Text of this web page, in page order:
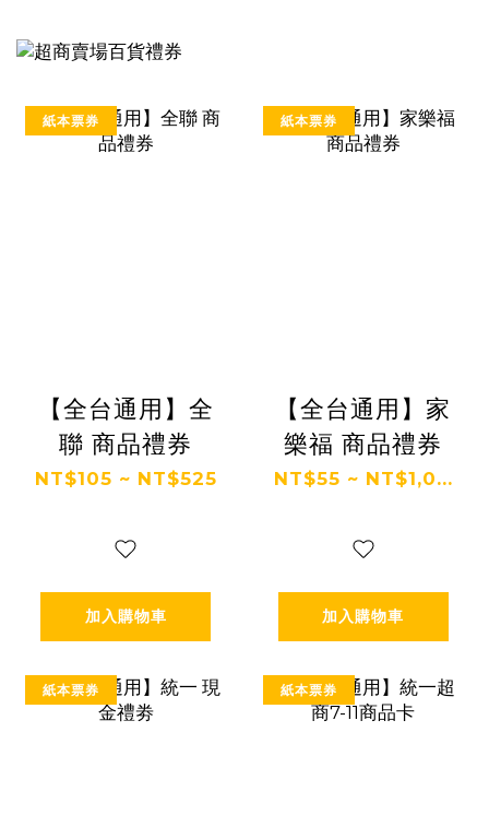
紙本票券
【全台通用】全
聯 商品禮券
NT$105 ~ NT$525
加入購物車
紙本票券
【全台通用】家
樂福 商品禮券
NT$55 ~ NT$1,0...
加入購物車
紙本票券 紙本票券